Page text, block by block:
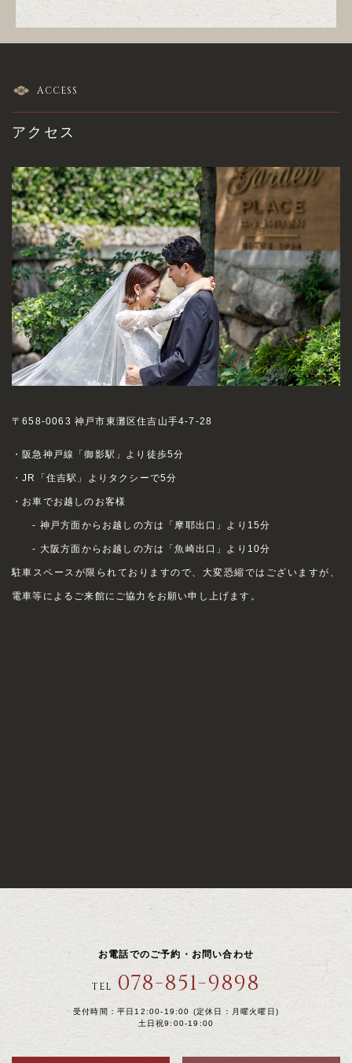
ACCESS
アクセス
〒658-0063 神戸市東灘区住吉山手4-7-28
・阪急神戸線「御影駅」より徒歩5分
・JR「住吉駅」よりタクシーで5分
・お車でお越しのお客様
- 神戸方面からお越しの方は「摩耶出口」より15分
- 大阪方面からお越しの方は「魚崎出口」より10分
駐車スペースが限られておりますので、大変恐縮ではございますが、
電車等によるご来館にご協力をお願い申し上げます。
お電話でのご予約・お問い合わせ
TEL 078-851-9898
受付時間：平日12:00-19:00 (定休日：月曜火曜日)
土日祝9:00-19:00